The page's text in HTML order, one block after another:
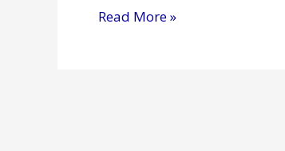
Read More »